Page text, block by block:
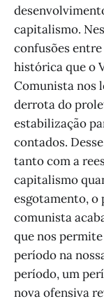
capitalismo.
confusões
histórica que o
Comunista nos
derrota do
estabilização
contados.
tanto com a
capitalismo
esgotamento, o
comunista
que nos
período na
período, um
nova ofensiva